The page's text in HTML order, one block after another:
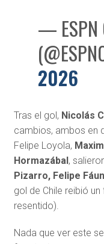
— ESPN
2026
Tras el gol, Nicolás
cambios, ambos en
Felipe Loyola,
Hormazábal,
Pizarro, Felipe
gol de Chile reibió
resentido).
Nada que ver este